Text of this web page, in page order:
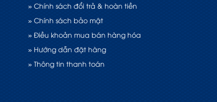
» Chính sách đổi trả & hoàn tiền
» Chính sách bảo mật
» Điều khoản mua bán hàng hóa
» Hướng dẫn đặt hàng
» Thông tin thanh toán